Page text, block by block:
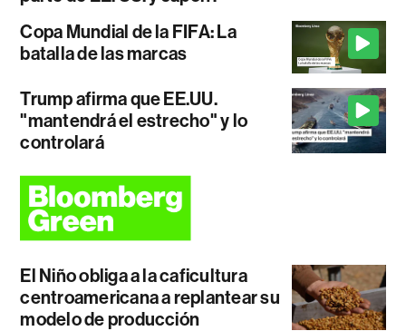
Copa Mundial de la FIFA: La
batalla de las marcas
Trump afirma que EE.UU.
"mantendrá el estrecho" y lo
controlará
El Niño obliga a la caficultura
centroamericana a replantear su
modelo de producción